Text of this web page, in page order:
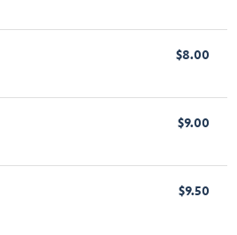
$8.00
$9.00
$9.50